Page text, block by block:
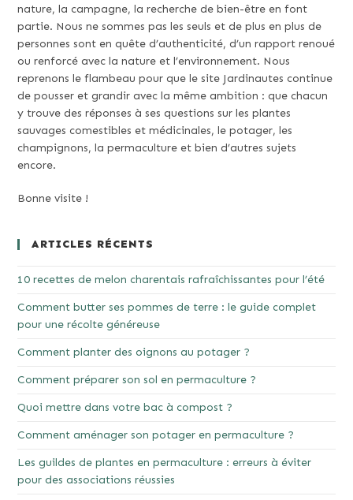
nature, la campagne, la recherche de bien-être en font
partie. Nous ne sommes pas les seuls et de plus en plus de
personnes sont en quête d’authenticité, d’un rapport renoué
ou renforcé avec la nature et l’environnement. Nous
reprenons le flambeau pour que le site Jardinautes continue
de pousser et grandir avec la même ambition : que chacun
y trouve des réponses à ses questions sur les plantes
sauvages comestibles et médicinales, le potager, les
champignons, la permaculture et bien d’autres sujets
encore.
Bonne visite !
ARTICLES RÉCENTS
10 recettes de melon charentais rafraîchissantes pour l’été
Comment butter ses pommes de terre : le guide complet
pour une récolte généreuse
Comment planter des oignons au potager ?
Comment préparer son sol en permaculture ?
Quoi mettre dans votre bac à compost ?
Comment aménager son potager en permaculture ?
Les guildes de plantes en permaculture : erreurs à éviter
pour des associations réussies